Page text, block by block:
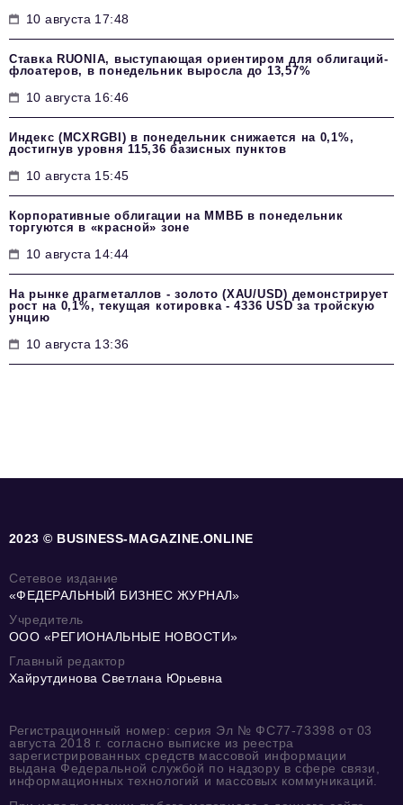
10 августа 17:48
Ставка RUONIA, выступающая ориентиром для облигаций-
флоатеров, в понедельник выросла до 13,57%
10 августа 16:46
Индекс (MCXRGBI) в понедельник снижается на 0,1%,
достигнув уровня 115,36 базисных пунктов
10 августа 15:45
Корпоративные облигации на ММВБ в понедельник
торгуются в «красной» зоне
10 августа 14:44
На рынке драгметаллов - золото (XAU/USD) демонстрирует
рост на 0,1%, текущая котировка - 4336 USD за тройскую
унцию
10 августа 13:36
2023 © BUSINESS-MAGAZINE.ONLINE
Сетевое издание
«ФЕДЕРАЛЬНЫЙ БИЗНЕС ЖУРНАЛ»
Учредитель
ООО «РЕГИОНАЛЬНЫЕ НОВОСТИ»
Главный редактор
Хайрутдинова Светлана Юрьевна
Регистрационный номер: серия Эл № ФС77-73398 от 03
августа 2018 г. согласно выписке из реестра
зарегистрированных средств массовой информации
выдана Федеральной службой по надзору в сфере связи,
информационных технологий и массовых коммуникаций.